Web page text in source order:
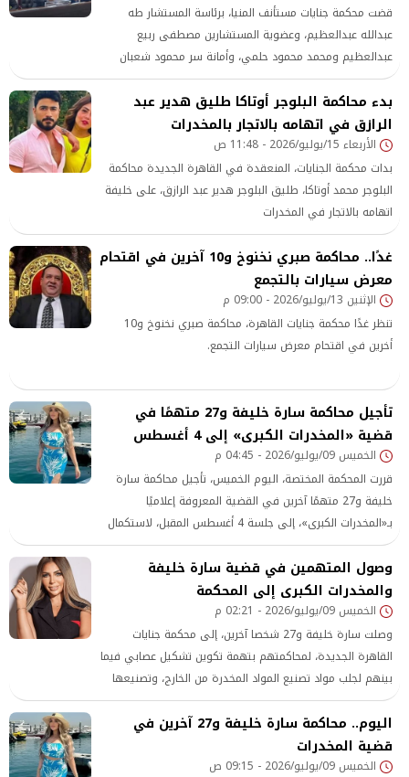
قضت محكمة جنايات مستأنف المنيا، برئاسة المستشار طه
عبدالله عبدالعظيم، وعضوية المستشارين مصطفى ربيع
عبدالعظيم ومحمد محمود حلمي، وأمانة سر محمود شعبان
العمدة، ببراءة متهم في القضية المتهم فيها باغتصاب وهتك
عرض ابنة شقيقه، مع إلغاء حكم السجن المؤبد الصادر بحقه من
محكمة أول درجة، وذلك بعد قبول الاستئناف المقدم منه.
بدء محاكمة البلوجر أوتاكا طليق هدير عبد
الرازق في اتهامه بالاتجار بالمخدرات
الأربعاء 15/يوليو/2026 - 11:48 ص
بدات محكمة الجنايات، المنعقدة في القاهرة الجديدة محاكمة
البلوجر محمد أوتاكا، طليق البلوجر هدير عبد الرازق، على خليفة
اتهامه بالاتجار في المخدرات
غدًا.. محاكمة صبري نخنوخ و10 آخرين في اقتحام
معرض سيارات بالتجمع
الإثنين 13/يوليو/2026 - 09:00 م
تنظر غدًا محكمة جنايات القاهرة، محاكمة صبري نخنوخ و10
أخرين في اقتحام معرض سيارات التجمع.
تأجيل محاكمة سارة خليفة و27 متهمًا في
قضية «المخدرات الكبرى» إلى 4 أغسطس
الخميس 09/يوليو/2026 - 04:45 م
قررت المحكمة المختصة، اليوم الخميس، تأجيل محاكمة سارة
خليفة و27 متهمًا آخرين في القضية المعروفة إعلاميًا
بـ«المخدرات الكبرى»، إلى جلسة 4 أغسطس المقبل، لاستكمال
نظر الدعوى
وصول المتهمين في قضية سارة خليفة
والمخدرات الكبرى إلى المحكمة
الخميس 09/يوليو/2026 - 02:21 م
وصلت سارة خليفة و27 شخصا آخرين، إلى محكمة جنايات
القاهرة الجديدة، لمحاكمتهم بتهمة تكوين تشكيل عصابي فيما
بينهم لجلب مواد تصنيع المواد المخدرة من الخارج، وتصنيعها
داخل مصر وتوزيعها والإتجار فيها.
اليوم.. محاكمة سارة خليفة و27 آخرين في
قضية المخدرات
الخميس 09/يوليو/2026 - 09:15 ص